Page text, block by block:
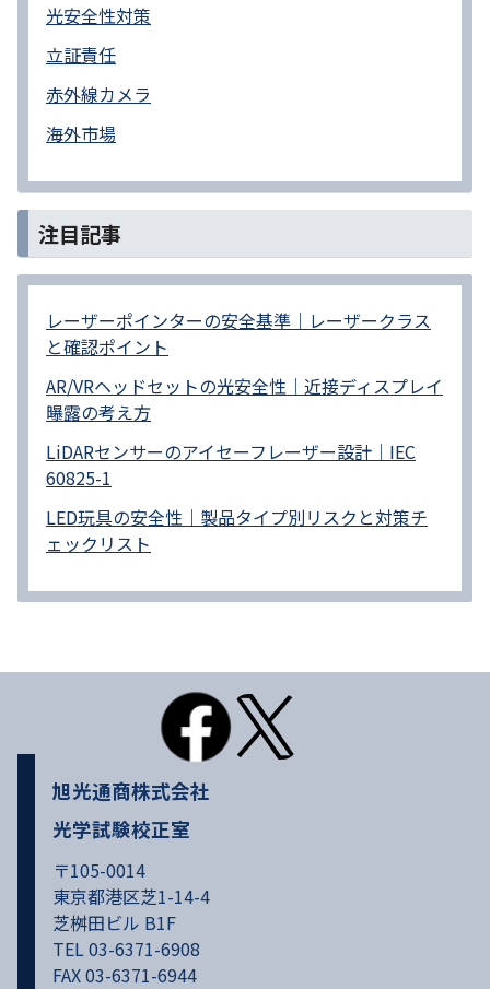
光安全性対策
立証責任
赤外線カメラ
海外市場
注目記事
レーザーポインターの安全基準｜レーザークラス
と確認ポイント
AR/VRヘッドセットの光安全性｜近接ディスプレイ
曝露の考え方
LiDARセンサーのアイセーフレーザー設計｜IEC
60825-1
LED玩具の安全性｜製品タイプ別リスクと対策チ
ェックリスト
旭光通商株式会社
光学試験校正室
〒105-0014
東京都港区芝1-14-4
芝桝田ビル B1F
TEL 03-6371-6908
FAX 03-6371-6944